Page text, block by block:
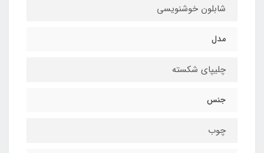
شابلون خوشنویسی
مدل
چلیپای شکسته
جنس
چوب